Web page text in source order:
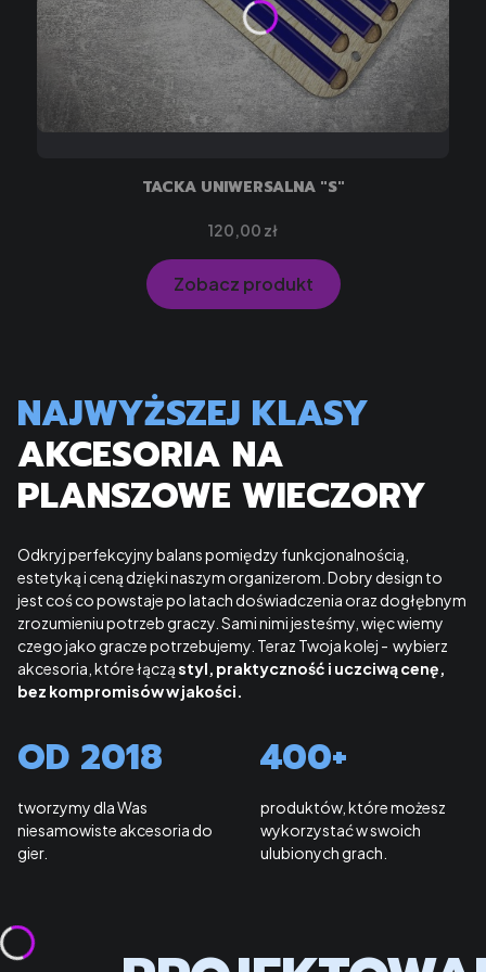
TACKA UNIWERSALNA "S"
Cena
120,00 zł
Zobacz produkt
NAJWYŻSZEJ KLASY
AKCESORIA NA
PLANSZOWE WIECZORY
Odkryj perfekcyjny balans pomiędzy funkcjonalnością,
estetyką i ceną dzięki naszym organizerom. Dobry design to
jest coś co powstaje po latach doświadczenia oraz dogłębnym
zrozumieniu potrzeb graczy. Sami nimi jesteśmy, więc wiemy
czego jako gracze potrzebujemy. Teraz Twoja kolej - wybierz
akcesoria, które łącząstyl, praktyczność i uczciwą cenę,
bez kompromisów w jakości.
OD 2018
tworzymy dla Was
niesamowiste akcesoria do
gier.
400+
produktów, które możesz
wykorzystać w swoich
ulubionych grach.